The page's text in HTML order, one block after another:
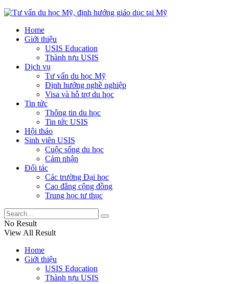
Home
Giới thiệu
USIS Education
Thành tựu USIS
Dịch vụ
Tư vấn du học Mỹ
Định hướng nghề nghiệp
Visa và hỗ trợ du học
Tin tức
Thông tin du học
Tin tức USIS
Hội thảo
Sinh viên USIS
Cuộc sống du học
Cảm nhận
Đối tác
Các trường Đại học
Cao đẳng cộng đồng
Trung học tư thục
No Result
View All Result
Home
Giới thiệu
USIS Education
Thành tựu USIS